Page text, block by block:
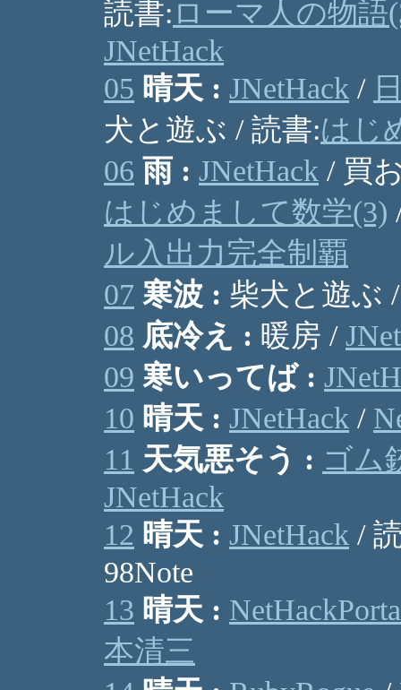
読書: ローマ人の物語
JNetHack
05 晴天 : JNetHack /
犬と遊ぶ / 読書:はじ
06 雨 : JNetHack / 買
はじめまして数学(3)
ル入出力完全制覇
07 寒波 : 柴犬と遊ぶ
08 底冷え : 暖房 /
09 寒いってば :
10 晴天 : JNetHack /
11 天気悪そう : ゴム
JNetHack
12 晴天 : JNetHack /
98Note
13 晴天 :
本清三